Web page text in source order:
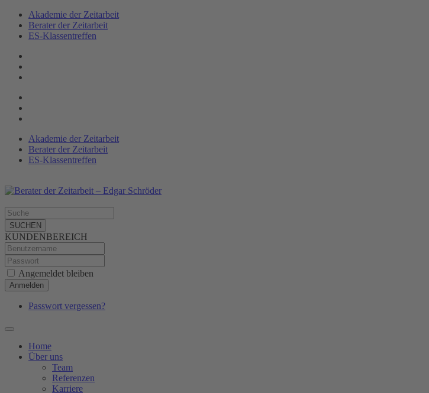
Akademie der Zeitarbeit
Berater der Zeitarbeit
ES-Klassen­treffen
Akademie der Zeitarbeit
Berater der Zeitarbeit
ES-Klassentreffen
SUCHEN
KUNDENBEREICH
Angemeldet bleiben
Anmelden
Passwort vergessen?
Home
Über uns
Team
Referenzen
Karriere